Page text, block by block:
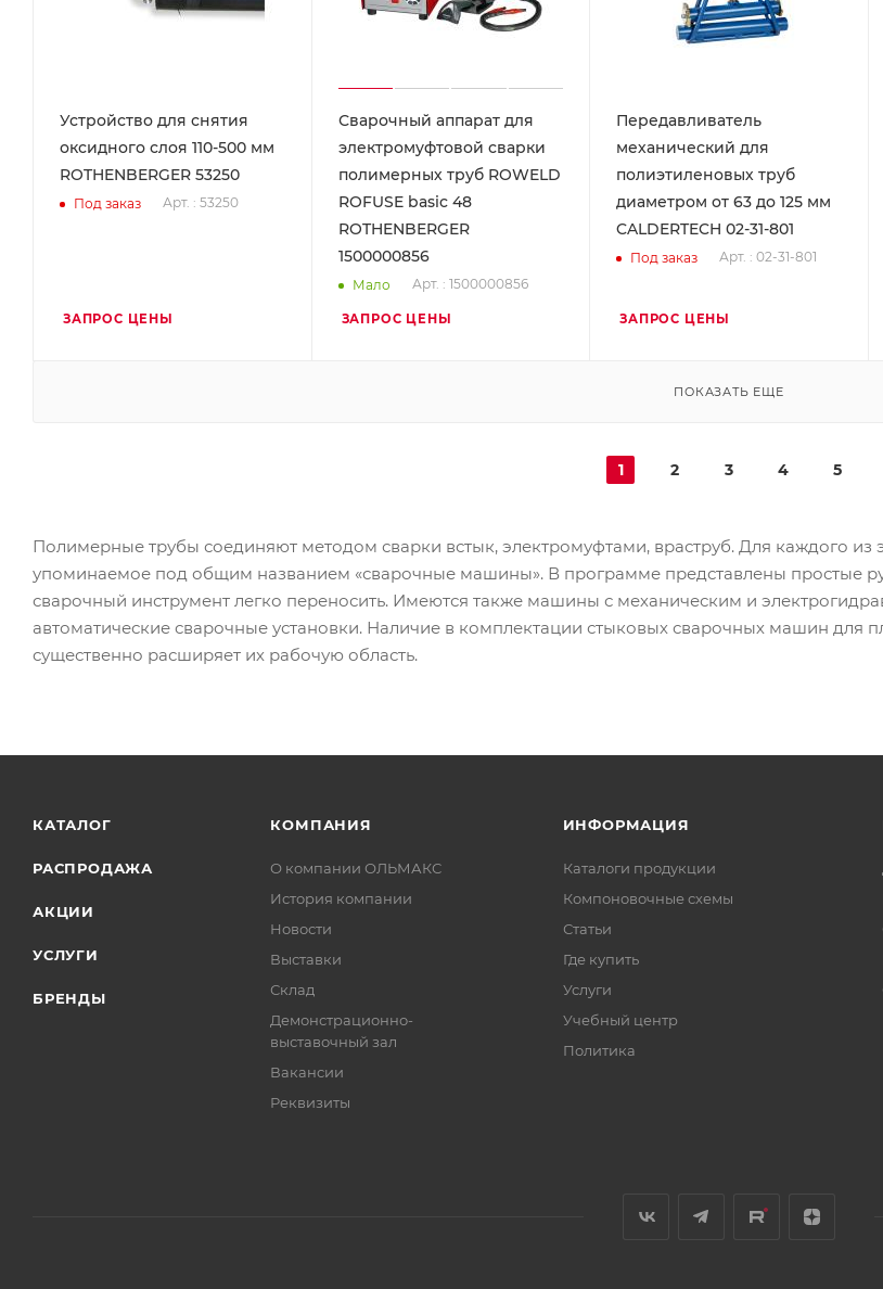
Устройство для снятия
оксидного слоя 110-500 мм
ROTHENBERGER 53250
Под заказ Арт. : 53250
ЗАПРОС ЦЕНЫ
Сварочный аппарат для
электромуфтовой сварки
полимерных труб ROWELD
ROFUSE basic 48
ROTHENBERGER
1500000856
Мало Арт. : 1500000856
ЗАПРОС ЦЕНЫ
Передавливатель
механический для
полиэтиленовых труб
диаметром от 63 до 125 мм
CALDERTECH 02-31-801
Под заказ Арт. : 02-31-801
ЗАПРОС ЦЕНЫ
ПОКАЗАТЬ ЕЩЕ
1 2 3 4 5
Полимерные трубы соединяют методом сварки встык, электромуфтами, враструб. Для каждого из
упоминаемое под общим названием «сварочные машины». В программе представлены простые
сварочный инструмент легко переносить. Имеются также машины с механическим и
автоматические сварочные установки. Наличие в комплектации стыковых сварочных машин
существенно расширяет их рабочую область.
КАТАЛОГ
РАСПРОДАЖА
АКЦИИ
УСЛУГИ
БРЕНДЫ
КОМПАНИЯ
О компании ОЛЬМАКС
История компании
Новости
Выставки
Склад
Демонстрационно-
выставочный зал
Вакансии
Реквизиты
ИНФОРМАЦИЯ
Каталоги продукции
Компоновочные схемы
Статьи
Где купить
Услуги
Учебный центр
Политика